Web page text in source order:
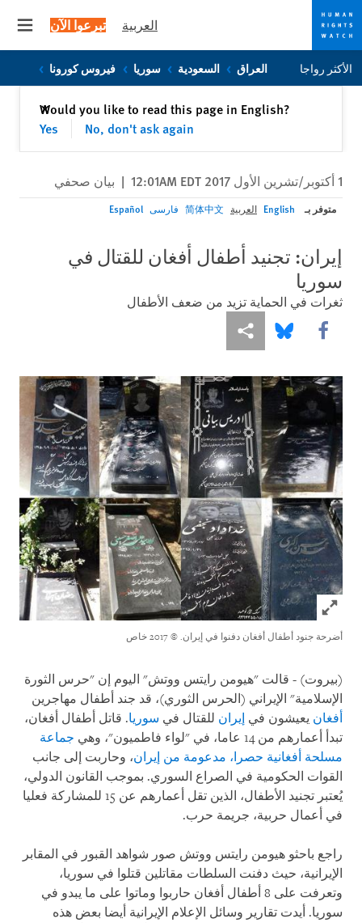
Skip
to
Skip
to
العربية تبرعوا الآن
الأكثر رواجا العراق السعودية سوريا فيروس كورونا
Would you like to read this page in English?
Yes
No, don't ask again
✕إغلاق
1 أكتوبر/تشرين الأول 2017 12:01AM EDT | بيان صحفي
متوفر بـ English العربية 简体中文 فارسی Español
إيران: تجنيد أطفال أفغان للقتال في
سوريا
ثغرات في الحماية تزيد من ضعف الأطفال
Share this via Facebook
Share this via Bluesky
Share this via مشاركة
Click to expand Image
أضرحة جنود أطفال أفغان دفنوا في إيران. © 2017 خاص
(بيروت) - قالت "هيومن رايتس ووتش" اليوم إن "حرس الثورة
الإسلامية" الإيراني (الحرس الثوري)، قد جند أطفال مهاجرين
أفغان يعيشون في إيران للقتال في سوريا. قاتل أطفال أفغان،
تبدأ أعمارهم من 14 عاما، في "لواء فاطميون"، وهي
جماعة
مسلحة أفغانية حصرا، مدعومة من إيران، وحاربت إلى جانب
القوات الحكومية في الصراع السوري. بموجب القانون الدولي،
يُعتبر تجنيد الأطفال، الذين تقل أعمارهم عن 15 للمشاركة فعليا
في أعمال حربية، جريمة حرب.
راجع باحثو هيومن رايتس ووتش صور شواهد القبور في المقابر
الإيرانية، حيث دفنت السلطات مقاتلين قتلوا في سوريا،
وتعرفت على 8 أطفال أفغان حاربوا وماتوا على ما يبدو في
سوريا. أيدت تقارير وسائل الإعلام الإيرانية أيضا بعض هذه